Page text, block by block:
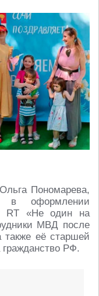
Пономарева,
в оформлении
RT «Не один на
МВД после
её старшей
РФ.